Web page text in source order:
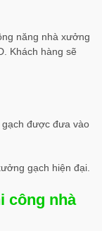
năng nhà xưởng
Khách hàng sẽ
được đưa vào
gạch hiện đại.
công nhà